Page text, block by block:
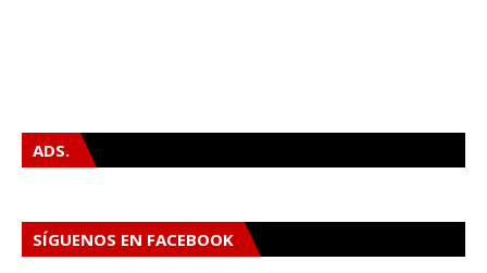
ADS.
SÍGUENOS EN FACEBOOK